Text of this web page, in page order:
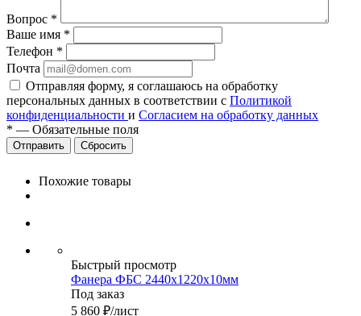
Вопрос *
Ваше имя *
Телефон *
Почта
Отправляя форму, я соглашаюсь на обработку
персональных данных в соответствии с Политикой
конфиденциальности и Согласием на обработку данных
* — Обязательные поля
Сбросить
Похожие товары
Быстрый просмотр
Фанера ФБС 2440х1220х10мм
Под заказ
5 860 ₽/лист